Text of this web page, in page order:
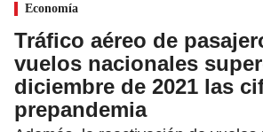
Economía
Tráfico aéreo de
vuelos nacionales
diciembre de 2021 las
prepandemia